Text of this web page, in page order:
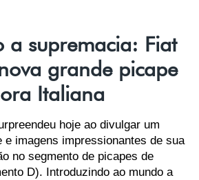
a supremacia: Fiat
grande picape
Italiana
hoje ao divulgar um
e imagens impressionantes de sua
no segmento de picapes de
D). Introduzindo ao mundo a